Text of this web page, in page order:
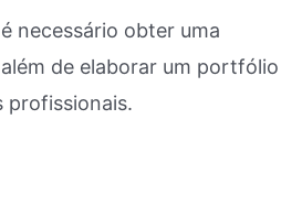
necessário obter uma
de elaborar um portfólio
profissionais.